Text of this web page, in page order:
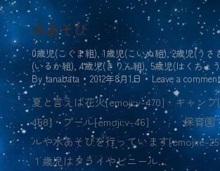
水あそび
0歳児(こぐま組),1歳児(こいぬ組),2歳児(うさ
(いるか組),4歳児(きりん組), 5歳児(はくちょ
By tanabata 2012年8月1日 Leave a comment
夏と言えば花火[emoji:v-470]・キャン
468]・プール[emoji:v-46]・・・ 保育園
ルや水あそびを行っています[emoji:e-
１歳児はタライやビニール…